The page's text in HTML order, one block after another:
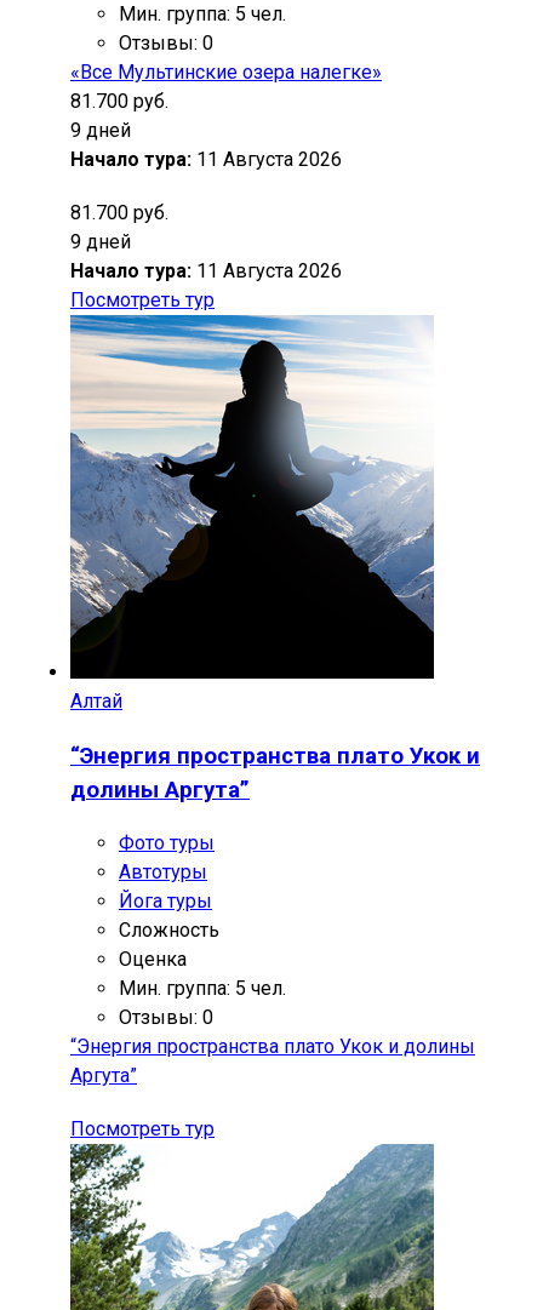
Мин. группа: 5 чел.
Отзывы: 0
«Все Мультинские озера налегке»
81.700 руб.
9 дней
Начало тура: 11 Августа 2026
81.700 руб.
9 дней
Начало тура: 11 Августа 2026
Посмотреть тур
Алтай
“Энергия пространства плато Укок и
долины Аргута”
Фото туры
Автотуры
Йога туры
Сложность
Оценка
Мин. группа: 5 чел.
Отзывы: 0
“Энергия пространства плато Укок и долины
Аргута”
Посмотреть тур